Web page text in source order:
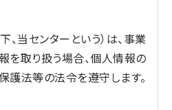
、当センターという）は、事業
を取り扱う場合、個人情報の
護法等の法令を遵守します。